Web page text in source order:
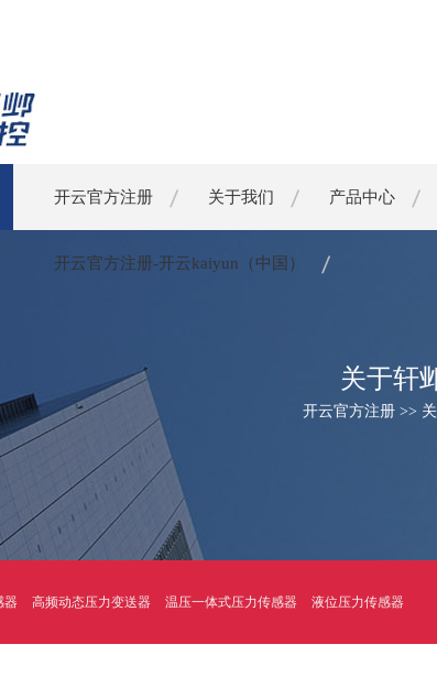
开云官方注册 关于我们 产品中心
开云官方注册-开云kaiyun（中国）
关于轩
开云官方注册 >>
器 高频动态压力变送器 温压一体式压力传感器 液位压力传感器